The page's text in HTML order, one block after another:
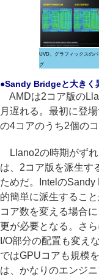
UVD、グラフィックスの
グ
●Sandy Bridgeと大きく
AMDは2コア版の
月遅れる。最初に登
の4コアのうち2個の
Llano2の時期がずれ
は、2コア版を派生す
ためだ。Intelの
的簡単に派生するこ
コア数を変える場合
更が必要となる。さ
I/O部分の配置も変え
ではGPUコアも規模
は、かなりのエンジ